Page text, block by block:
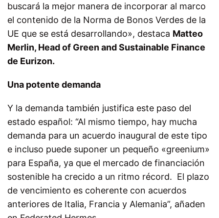
buscará la mejor manera de incorporar al marco
el contenido de la Norma de Bonos Verdes de la
UE que se está desarrollando», destaca Matteo
Merlin, Head of Green and Sustainable Finance
de Eurizon.
Una potente demanda
Y la demanda también justifica este paso del
estado español: “Al mismo tiempo, hay mucha
demanda para un acuerdo inaugural de este tipo
e incluso puede suponer un pequeño «greenium»
para España, ya que el mercado de financiación
sostenible ha crecido a un ritmo récord. El plazo
de vencimiento es coherente con acuerdos
anteriores de Italia, Francia y Alemania”, añaden